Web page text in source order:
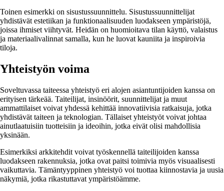
Toinen esimerkki on sisustussuunnittelu. Sisustussuunnittelijat
yhdistävät estetiikan ja funktionaalisuuden luodakseen ympäristöjä,
joissa ihmiset viihtyvät. Heidän on huomioitava tilan käyttö, valaistus
ja materiaalivalinnat samalla, kun he luovat kauniita ja inspiroivia
tiloja.
Yhteistyön voima
Soveltuvassa taiteessa yhteistyö eri alojen asiantuntijoiden kanssa on
erityisen tärkeää. Taiteilijat, insinöörit, suunnittelijat ja muut
ammattilaiset voivat yhdessä kehittää innovatiivisia ratkaisuja, jotka
yhdistävät taiteen ja teknologian. Tällaiset yhteistyöt voivat johtaa
ainutlaatuisiin tuotteisiin ja ideoihin, jotka eivät olisi mahdollisia
yksinään.
Esimerkiksi arkkitehdit voivat työskennellä taiteilijoiden kanssa
luodakseen rakennuksia, jotka ovat paitsi toimivia myös visuaalisesti
vaikuttavia. Tämäntyyppinen yhteistyö voi tuottaa kiinnostavia ja uusia
näkymiä, jotka rikastuttavat ympäristöämme.